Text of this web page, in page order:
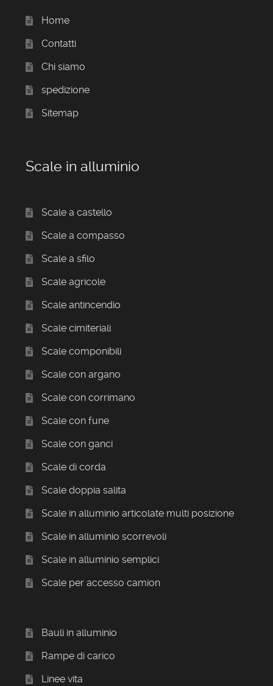
Home
Contatti
Chi siamo
spedizione
Sitemap
Scale in alluminio
Scale a castello
Scale a compasso
Scale a sfilo
Scale agricole
Scale antincendio
Scale cimiteriali
Scale componibili
Scale con argano
Scale con corrimano
Scale con fune
Scale con ganci
Scale di corda
Scale doppia salita
Scale in alluminio articolate multi posizione
Scale in alluminio scorrevoli
Scale in alluminio semplici
Scale per accesso camion
Bauli in alluminio
Rampe di carico
Linee vita